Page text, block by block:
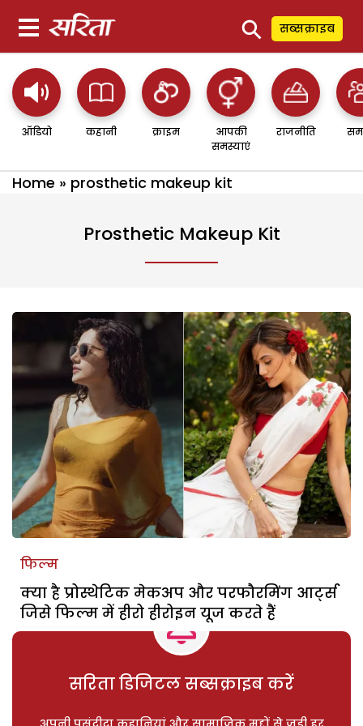
⚲ सब्सक्राइब
ऑडियो कहानी क्राइम
आपकी
समस्याएं
राजनीति
Home » prosthetic makeup kit
Prosthetic Makeup Kit
फिल्म
क्या है प्रोस्थेटिक मेकअप और परफौरमिंग आर्ट्स
जिसे फिल्म में हीरो हीरोइन यूज करते हैं
सरिता डिजिटल सब्सक्राइब करें